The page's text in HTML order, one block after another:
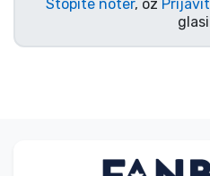
Stopite noter, oz